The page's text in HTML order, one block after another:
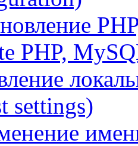
PHP,
settings)